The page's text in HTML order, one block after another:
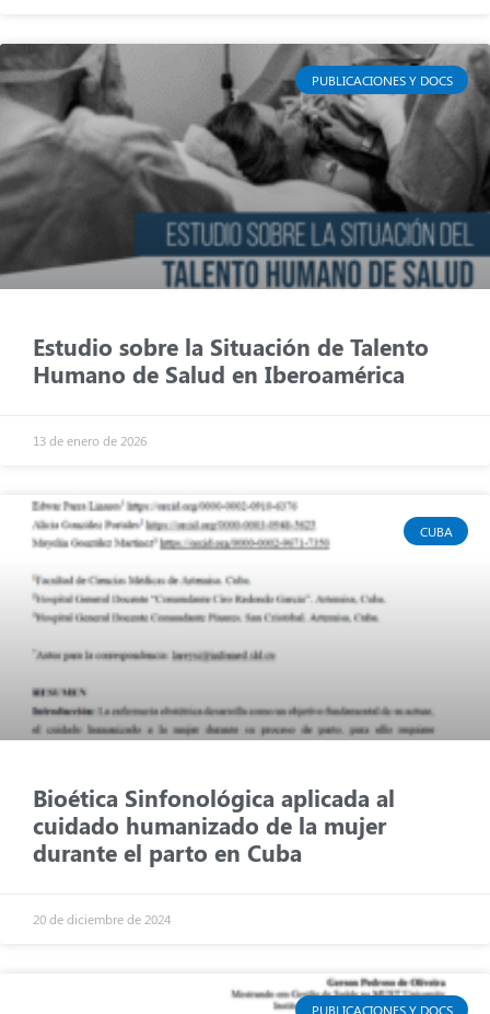
PUBLICACIONES Y DOCS
Estudio sobre la Situación de Talento
Humano de Salud en Iberoamérica
13 de enero de 2026
CUBA
Bioética Sinfonológica aplicada al
cuidado humanizado de la mujer
durante el parto en Cuba
20 de diciembre de 2024
PUBLICACIONES Y DOCS